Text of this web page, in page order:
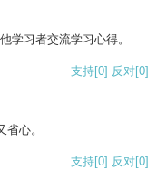
学习者交流学习心得。
支持[0] 反对[0]
心。
支持[0] 反对[0]